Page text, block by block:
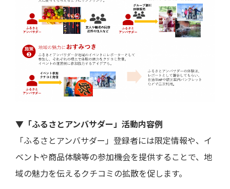
▼「ふるさとアンバサダー」活動内容例
「ふるさとアンバサダー」登録者には限定情報や、イ
ベントや商品体験等の参加機会を提供することで、地
域の魅力を伝えるクチコミの拡散を促します。